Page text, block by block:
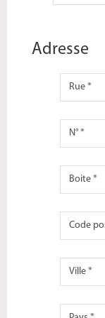
Adresse